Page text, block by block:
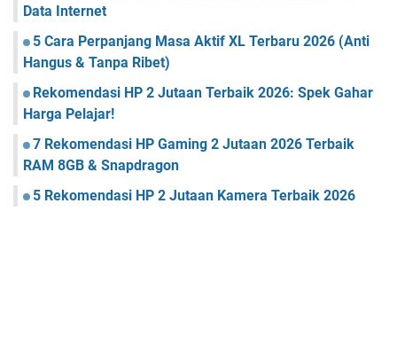
Data Internet
5 Cara Perpanjang Masa Aktif XL Terbaru 2026 (Anti
Hangus & Tanpa Ribet)
Rekomendasi HP 2 Jutaan Terbaik 2026: Spek Gahar
Harga Pelajar!
7 Rekomendasi HP Gaming 2 Jutaan 2026 Terbaik
RAM 8GB & Snapdragon
5 Rekomendasi HP 2 Jutaan Kamera Terbaik 2026